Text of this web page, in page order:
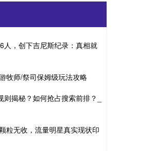
人，创下吉尼斯纪录：真相就
牧师/祭司保姆级玩法攻略
揭秘？如何抢占搜索前排？_
粒无收，流量明星真实现状印